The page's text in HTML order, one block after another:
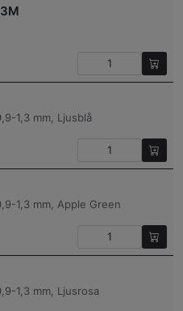
1,3 mm, Ljusblå
1,3 mm, Apple Green
1,3 mm, Ljusrosa